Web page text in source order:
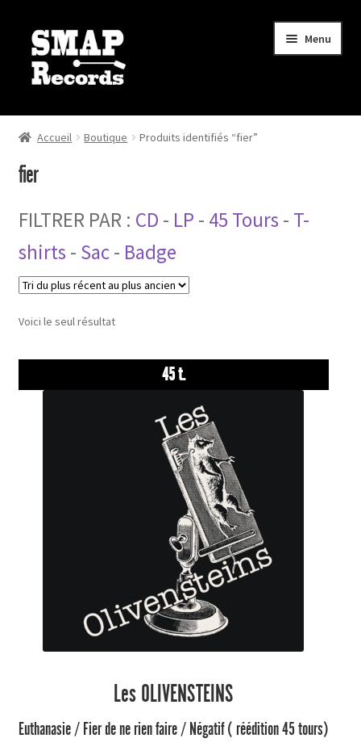
Aller
navigation
Aller
contenu
Menu
Boutique
Mon panier
Contact
Accueil Boutique Produits identifiés “fier”
fier
FILTRER PAR : CD - LP - 45 Tours - T-
shirts - Sac- Badge
Voici le seul résultat
45 t.
Les OLIVENSTEINS
Euthanasie / Fier de ne rien faire / Négatif ( réédition 45 tours)